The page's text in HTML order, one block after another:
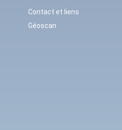
Contact et liens
Géoscan